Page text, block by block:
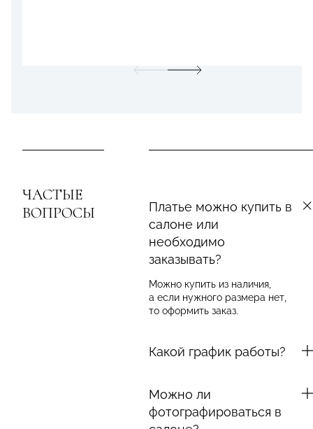
ЧАСТЫЕ
ВОПРОСЫ
Платье можно купить в
салоне или
необходимо
заказывать?
Можно купить из наличия,
а если нужного размера нет,
то оформить заказ.
Какой график работы?
Можно ли
фотографироваться в